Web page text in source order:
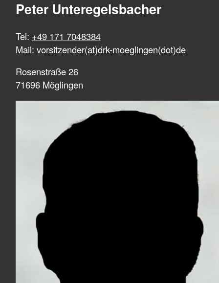
Peter Unteregelsbacher
Tel: +49 171 7048384
Mail: vorsitzender(at)drk-moeglingen(dot)de
Rosenstraße 26
71696 Möglingen